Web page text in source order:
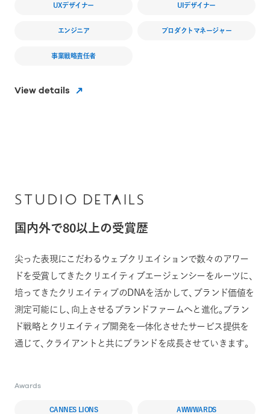
UXデザイナー UIデザイナー
エンジニア プロダクトマネージャー
事業戦略責任者
View details
国内外で80以上の受賞歴
尖った表現にこだわるウェブクリエイションで数々のアワー
ドを受賞してきたクリエイティブエージェンシーをルーツに、
培ってきたクリエイティブのDNAを活かして、ブランド価値を
測定可能にし、向上させるブランドファームへと進化。ブラン
ド戦略とクリエイティブ開発を一体化させたサービス提供を
通じて、クライアントと共にブランドを成長させていきます。
Awards
CANNES LIONS AWWWARDS